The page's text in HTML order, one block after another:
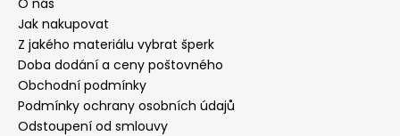
Jak nakupovat
Z jakého materiálu vybrat šperk
Doba dodání a ceny poštovného
Obchodní podmínky
Podmínky ochrany osobních údajů
Odstoupení od smlouvy